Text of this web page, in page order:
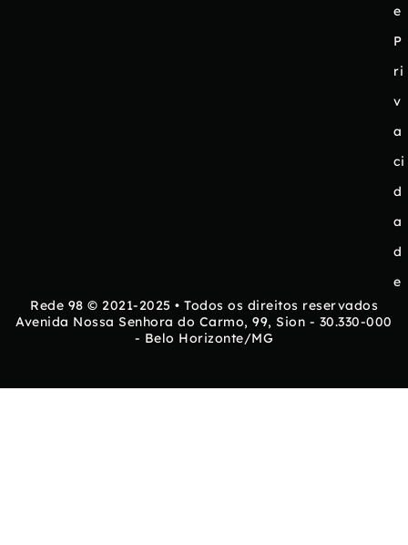
e
P
ri
v
a
ci
d
a
d
e
Rede 98 © 2021-2025 • Todos os direitos reservados
Avenida Nossa Senhora do Carmo, 99, Sion - 30.330-000
- Belo Horizonte/MG